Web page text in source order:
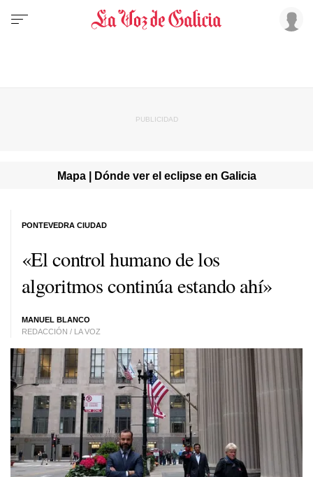
Mapa | Dónde ver el eclipse en Galicia
«El control humano de los
algoritmos continúa estando ahí»
MANUEL BLANCO
REDACCIÓN / LA VOZ
PONTEVEDRA CIUDAD